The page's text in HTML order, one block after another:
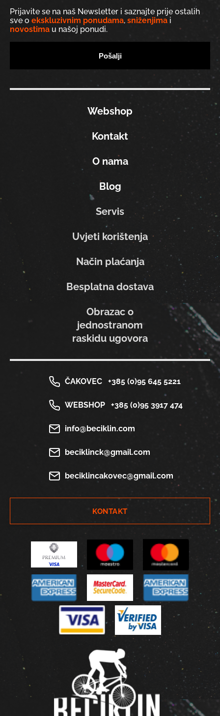
Prijavite se na naš Newsletter i saznajte prije ostalih
sve o ekskluzivnim ponudama, sniženjima i
novostima u našoj ponudi.
Webshop
Kontakt
O nama
Blog
Servis
Uvjeti korištenja
Način plaćanja
Besplatna dostava
Obrazac o
jednostranom
raskidu ugovora
ČAKOVEC +385 (0)95 645 5221
WEBSHOP +385 (0)95 3917 474
info@beciklin.com
beciklinck@gmail.com
beciklincakovec@gmail.com
KONTAKT